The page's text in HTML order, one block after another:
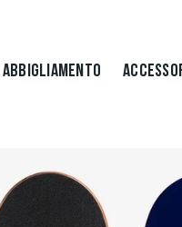
ABBIGLIAMENTO